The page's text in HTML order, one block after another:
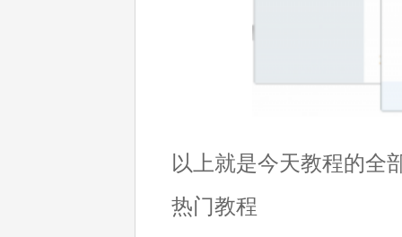
以上就是今天教程的全
热门教程